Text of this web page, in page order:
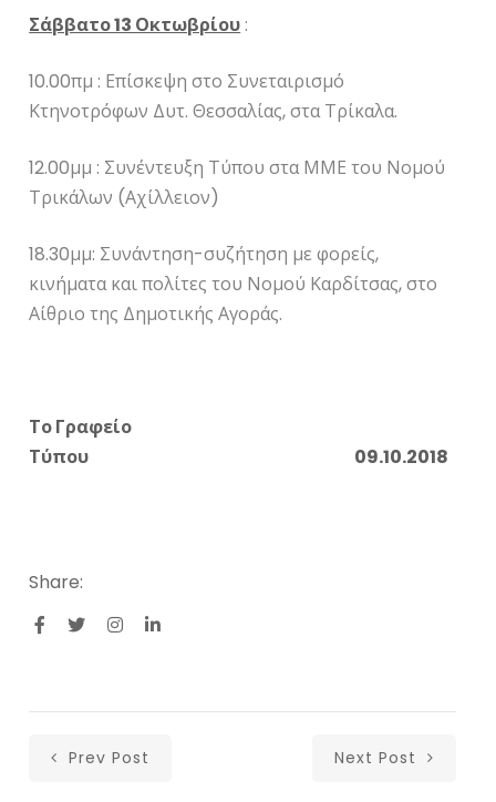
Σάββατο 13 Οκτωβρίου :
10.00πμ : Επίσκεψη στο Συνεταιρισμό
Κτηνοτρόφων Δυτ. Θεσσαλίας, στα Τρίκαλα.
12.00μμ : Συνέντευξη Τύπου στα ΜΜΕ του Νομού
Τρικάλων (Αχίλλειον)
18.30μμ: Συνάντηση-συζήτηση με φορείς,
κινήματα και πολίτες του Νομού Καρδίτσας, στο
Αίθριο της Δημοτικής Αγοράς.
Το Γραφείο
Τύπου 09.10.2018
Share:
Prev Post Next Post